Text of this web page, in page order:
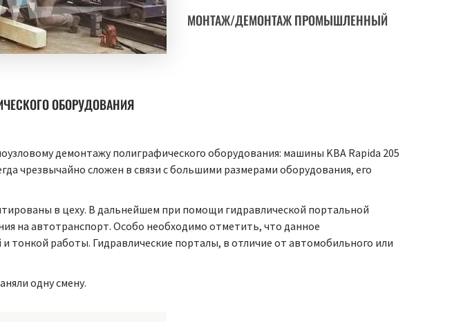
МОНТАЖ/ДЕМОНТАЖ ПРОМЫШЛЕННЫЙ
ОБОРУДОВАНИЯ
демонтажу полиграфического оборудования: машины KBA Rapida 205
чрезвычайно сложен в связи с большими размерами оборудования, его
в цеху. В дальнейшем при помощи гидравлической портальной
на автотранспорт. Особо необходимо отметить, что данное
тонкой работы. Гидравлические порталы, в отличие от автомобильного или
одну смену.